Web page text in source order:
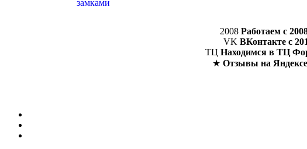
2008 Работаем с
VK ВКонтакте с
ТЦ Находимся в ТЦ
★ Отзывы на Яндексе